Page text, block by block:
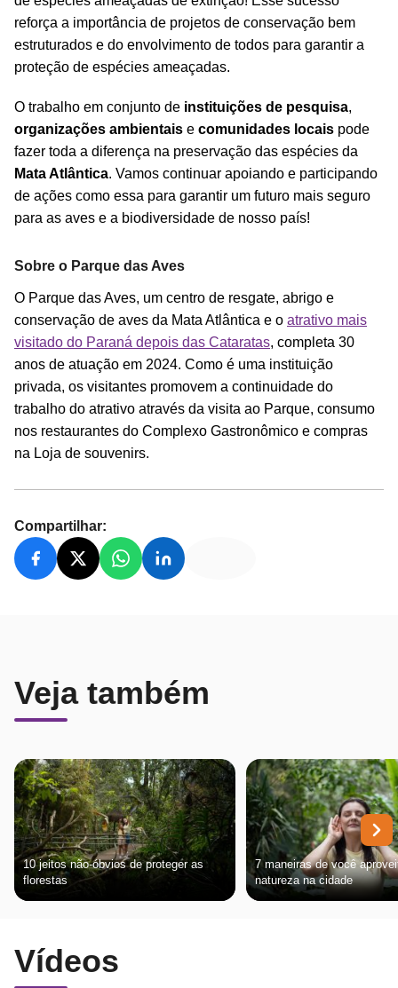
reforça a importância de projetos de conservação bem
estruturados e do envolvimento de todos para garantir a
proteção de espécies ameaçadas.
O trabalho em conjunto de instituições de pesquisa,
organizações ambientais e comunidades locais pode
fazer toda a diferença na preservação das espécies da
Mata Atlântica. Vamos continuar apoiando e participando
de ações como essa para garantir um futuro mais seguro
para as aves e a biodiversidade de nosso país!
Sobre o Parque das Aves
O Parque das Aves, um centro de resgate, abrigo e
conservação de aves da Mata Atlântica e o atrativo mais
visitado do Paraná depois das Cataratas, completa 30
anos de atuação em 2024. Como é uma instituição
privada, os visitantes promovem a continuidade do
trabalho do atrativo através da visita ao Parque, consumo
nos restaurantes do Complexo Gastronômico e compras
na Loja de souvenirs.
Compartilhar:
Veja também
10 jeitos não-óbvios de proteger as
florestas
7 maneiras de você
natureza na cidade
Vídeos